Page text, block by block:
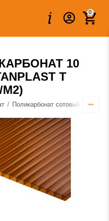
0
10
T
М2)
/ Поликарбонат сотовый